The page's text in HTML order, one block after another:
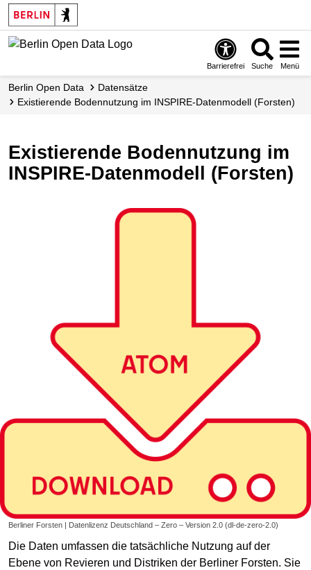
Skip
to
main
Barrierefrei Suche Menü
Berlin Open Data
Datensätze
Existierende Bodennutzung im INSPIRE-Datenmodell (Forsten)
Existierende Bodennutzung im
INSPIRE-Datenmodell (Forsten)
Berliner Forsten | Datenlizenz Deutschland – Zero – Version 2.0 (dl-de-zero-2.0)
Die Daten umfassen die tatsächliche Nutzung auf der
Ebene von Revieren und Distriken der Berliner Forsten. Sie